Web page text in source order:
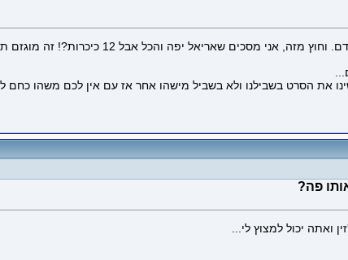
התמונה הזאת צולמה במעלות הוא חפר באף אז
את הסרט בשבילנו ולא בשביל מישהו אחר אז עם אין לכם משהו
פה?
ואתה יכול למצוץ לי...